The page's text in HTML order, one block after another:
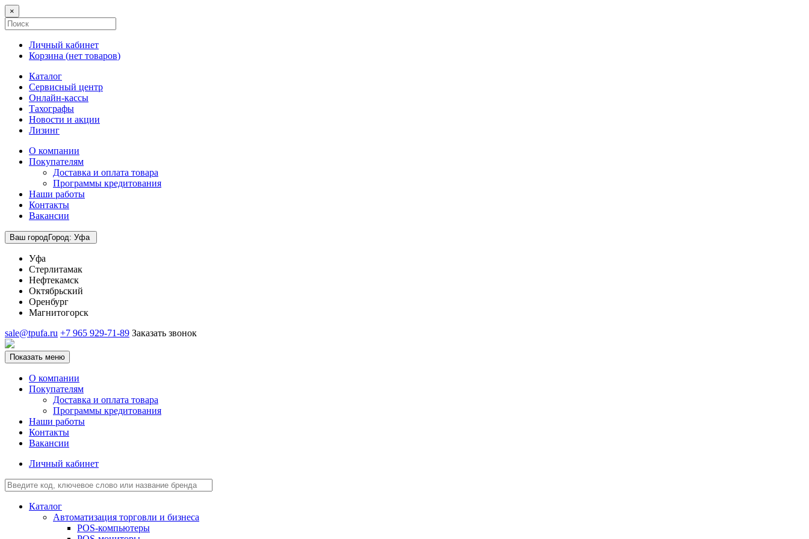
×
Личный кабинет
Корзина (нет товаров)
Каталог
Сервисный центр
Онлайн-кассы
Тахографы
Новости и акции
Лизинг
О компании
Покупателям
Доставка и оплата товара
Программы кредитования
Наши работы
Контакты
Вакансии
Ваш городГород: Уфа
Уфа
Стерлитамак
Нефтекамск
Октябрьский
Оренбург
Магнитогорск
sale@tpufa.ru +7 965 929-71-89 Заказать звонок
Показать меню
О компании
Покупателям
Доставка и оплата товара
Программы кредитования
Наши работы
Контакты
Вакансии
Личный кабинет
Каталог
Автоматизация торговли и бизнеса
POS-компьютеры